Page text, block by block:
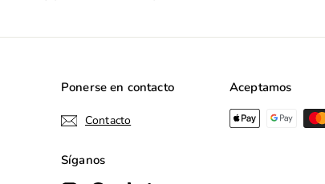
correo
Ponerse en contacto
Contacto
Síganos
Aceptamos